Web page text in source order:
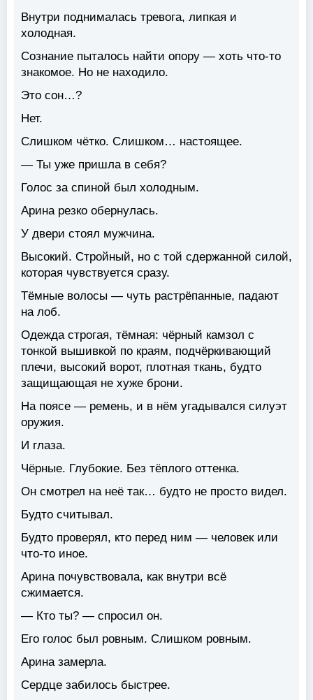
Внутри поднималась тревога, липкая и
холодная.
Сознание пыталось найти опору — хоть что-то
знакомое. Но не находило.
Это сон…?
Нет.
Слишком чётко. Слишком… настоящее.
— Ты уже пришла в себя?
Голос за спиной был холодным.
Арина резко обернулась.
У двери стоял мужчина.
Высокий. Стройный, но с той сдержанной силой,
которая чувствуется сразу.
Тёмные волосы — чуть растрёпанные, падают
на лоб.
Одежда строгая, тёмная: чёрный камзол с
тонкой вышивкой по краям, подчёркивающий
плечи, высокий ворот, плотная ткань, будто
защищающая не хуже брони.
На поясе — ремень, и в нём угадывался силуэт
оружия.
И глаза.
Чёрные. Глубокие. Без тёплого оттенка.
Он смотрел на неё так… будто не просто видел.
Будто считывал.
Будто проверял, кто перед ним — человек или
что-то иное.
Арина почувствовала, как внутри всё
сжимается.
— Кто ты? — спросил он.
Его голос был ровным. Слишком ровным.
Арина замерла.
Сердце забилось быстрее.